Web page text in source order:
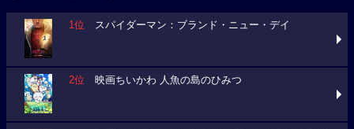
1位 スパイダーマン：ブランド・ニュー・デイ
2位 映画ちいかわ 人魚の島のひみつ